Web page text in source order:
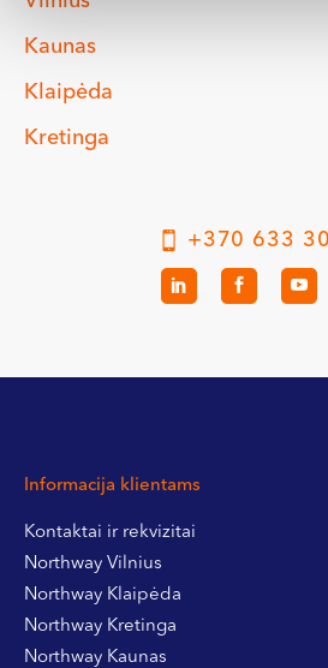
Kaunas
Klaipėda
Kretinga
+370 633
Informacija klientams
Kontaktai ir rekvizitai
Northway Vilnius
Northway Klaipėda
Northway Kretinga
Northway Kaunas